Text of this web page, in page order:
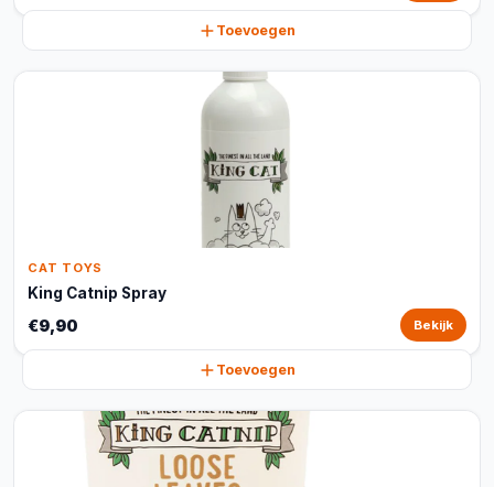
Toevoegen
CAT TOYS
King Catnip Spray
€9,90 Bekijk
Toevoegen